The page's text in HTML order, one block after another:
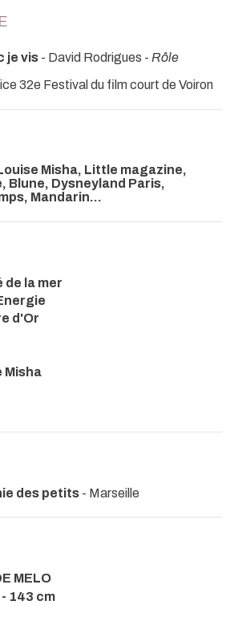
je vis - David Rodrigues - Rôle
32e Festival du film court de Voiron
Misha, Little magazine,
Blune, Dysneyland Paris,
Mandarin...
de la mer
d'Or
Misha
des petits - Marseille
MELO
143 cm